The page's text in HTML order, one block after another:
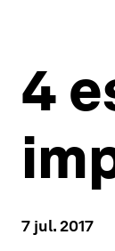
4
7 jul. 2017